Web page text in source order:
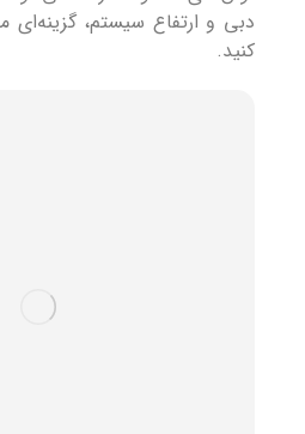
دبی و ارتفاع سیستم، گزینه‌ای
کنید.